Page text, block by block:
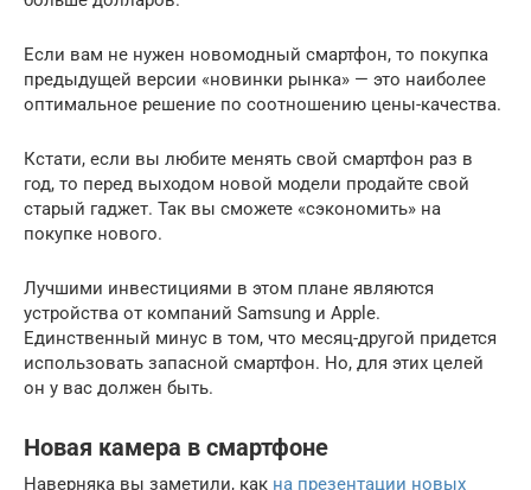
Если вам не нужен новомодный смартфон, то покупка
предыдущей версии «новинки рынка» — это наиболее
оптимальное решение по соотношению цены-качества.
Кстати, если вы любите менять свой смартфон раз в
год, то перед выходом новой модели продайте свой
старый гаджет. Так вы сможете «сэкономить» на
покупке нового.
Лучшими инвестициями в этом плане являются
устройства от компаний Samsung и Apple.
Единственный минус в том, что месяц-другой придется
использовать запасной смартфон. Но, для этих целей
он у вас должен быть.
Новая камера в смартфоне
Наверняка вы заметили, как на презентации новых